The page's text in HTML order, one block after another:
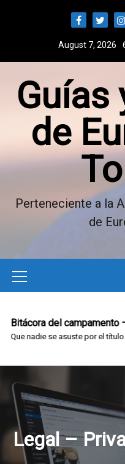
t
August 7, 2026
Guías
de
Perteneciente a la
de
M
n
u
I
c
o
n
campamento – Cazando y
por el título....
Legal –